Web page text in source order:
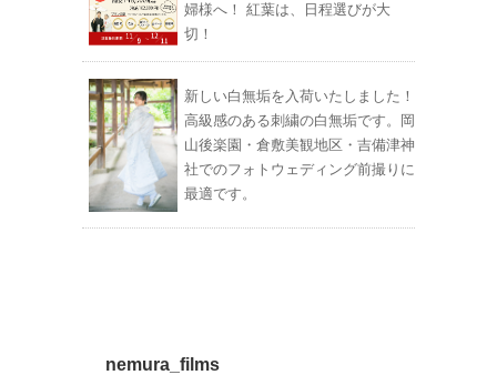
婦様へ！ 紅葉は、日程選びが大
切！
新しい白無垢を入荷いたしました！
高級感のある刺繍の白無垢です。岡
山後楽園・倉敷美観地区・吉備津神
社でのフォトウェディング前撮りに
最適です。
nemura_films